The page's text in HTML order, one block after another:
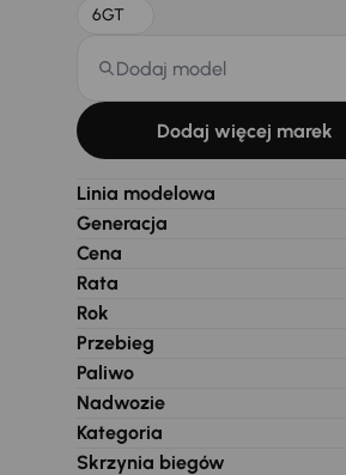
6GT
Dodaj model
Dodaj więcej marek
Linia modelowa
Generacja
Cena
Rata
Rok
Przebieg
Paliwo
Nadwozie
Kategoria
Skrzynia biegów